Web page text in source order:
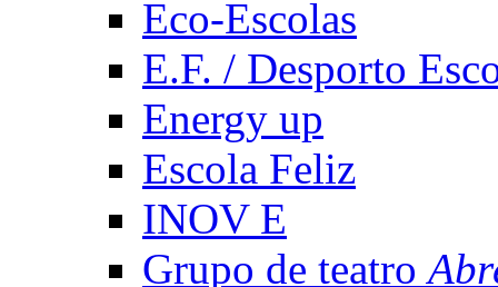
Eco-Escolas
E.F. / Desporto
Energy up
Escola Feliz
INOV E
Grupo de teatro